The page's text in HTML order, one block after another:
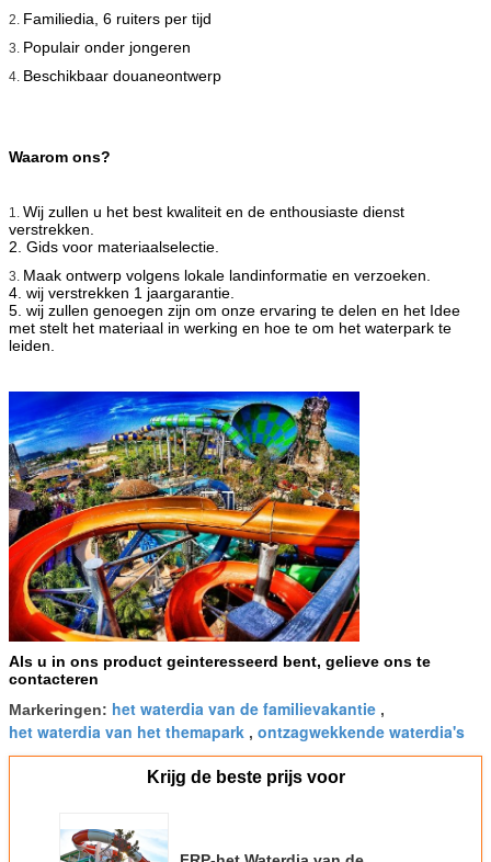
2. Familiedia, 6 ruiters per tijd
3. Populair onder jongeren
4. Beschikbaar douaneontwerp
Waarom ons?
1. Wij zullen u het best kwaliteit en de enthousiaste dienst
verstrekken.
2. Gids voor materiaalselectie.
3. Maak ontwerp volgens lokale landinformatie en verzoeken.
4. wij verstrekken 1 jaargarantie.
5. wij zullen genoegen zijn om onze ervaring te delen en het Idee
met stelt het materiaal in werking en hoe te om het waterpark te
leiden.
Als u in ons product geinteresseerd bent, gelieve ons te
contacteren
Markeringen: het waterdia van de familievakantie ,
het waterdia van het themapark , ontzagwekkende waterdia's
Krijg de beste prijs voor